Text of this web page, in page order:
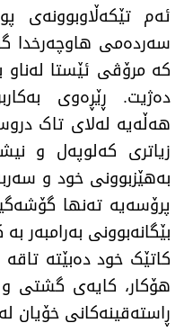
​ئەم تێکەڵاوبوونەی
سەردەمی هاوچەرخدا
کە مرۆڤی ئێستا لەناو
دەژیت. ڕێڕەوی
هەڵەیە لەلای تاک
زیاتری کەلوپەل و
بەهێزبوونی خود و
پرۆسەیە تەنها
بێگانەبوونی بەرامبەر
کاتێک خود دەبێتە
هۆکار، کایەی گشتی
ڕاستەقینەکانی